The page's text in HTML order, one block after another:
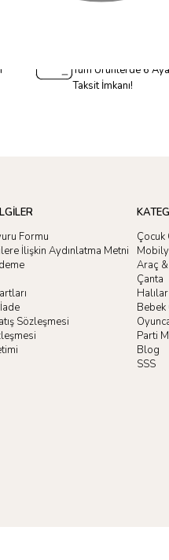
Tüm Ürünlerde 6
Taksit İmkanı!
Formu
İlişkin Aydınlatma Metni
Sözleşmesi
Çocuk
Araç
Çanta
Halılar
Bebek
Parti
Blog
SSS